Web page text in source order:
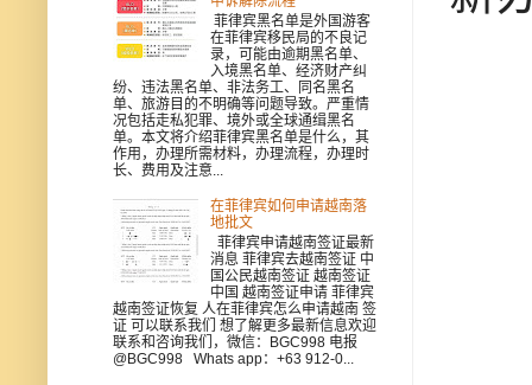
菲律宾黑名单是外国游客
在菲律宾移民局的不良记
录，可能由逾期黑名单、
入境黑名单、经济财产纠
纷、违法黑名单、非法务工、同名黑名
单、旅游目的不明确等问题导致。严重情
况包括走私犯罪、境外或全球通缉黑名
单。本文将介绍菲律宾黑名单是什么，其
作用，办理所需材料，办理流程，办理时
长、费用及注意...
在菲律宾如何申请越南落
地批文
菲律宾申请越南签证最新
消息 菲律宾去越南签证 中
国公民越南签证 越南签证
中国 越南签证申请 菲律宾
越南签证恢复 人在菲律宾怎么申请越南 签
证 可以联系我们 想了解更多最新信息欢迎
联系和咨询我们，微信：BGC998 电报
@BGC998 Whats app：+63 912-0...